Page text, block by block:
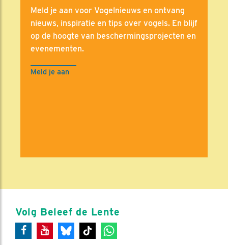
Meld je aan voor Vogelnieuws en ontvang
nieuws, inspiratie en tips over vogels. En blijf
op de hoogte van beschermingsprojecten en
evenementen.
Meld je aan
Volg Beleef de Lente